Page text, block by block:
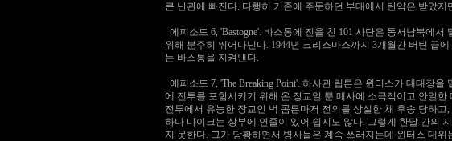
큰 난관에 빠진다. 다행히 기존에 주둔하던 부대에서 탄약은 받았
에피소드 6, 'Bastogne'. 바스통에 진을 친 101 사단은 동서남북에
위해 분주히 뛰어다닌다. 1944년 크리스마스까지 3개월간 버틴 끝
는 바스통을 지켜낸다.
에피소드 7, 'The Breaking Point'. 하사관 립튼은 윈터스가 대대장
에 전투를 포함시키기 위해 온 장교일 뿐 매사에 소극적이고 안일
전투에서 유능한 장교인 벅 콤튼마저 전의를 상실한 채 후송 당하
하나 다이크는 상부에 연줄이 있어 쉽지도 않다. 그렇게 한달 간의
지 못한다. 그가 당황하면서 병사들은 계속 쓰러지는데 윈터스 대